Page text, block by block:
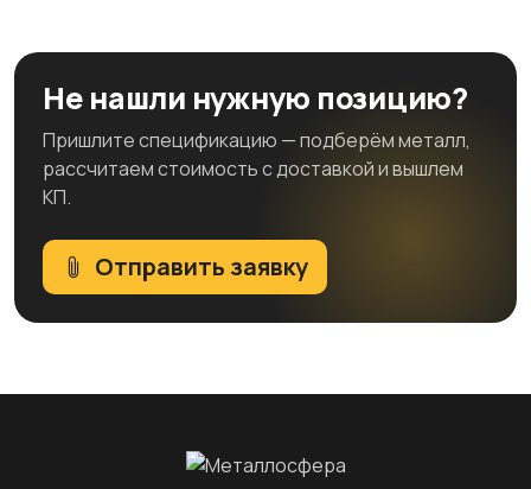
Не нашли нужную позицию?
Пришлите спецификацию — подберём металл,
рассчитаем стоимость с доставкой и вышлем
КП.
Отправить заявку